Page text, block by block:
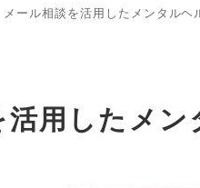
メール相談を活用したメンタルヘ
活用したメ